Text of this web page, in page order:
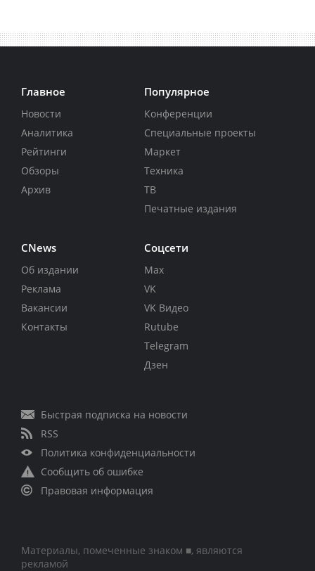
Главное
Новости
Аналитика
Рейтинги
Обзоры
Архив
Популярное
Конференции
Специальные проекты
Маркет
Техника
ТВ
Печатные издания
CNews
Об издании
Реклама
Вакансии
Контакты
Соцсети
Max
VK
VK Видео
Rutube
Telegram
Дзен
Быстрая подписка на новости
RSS
Политика конфиденциальности
Сообщить об ошибке
Правовая информация
Материалы, помеченные знаком ■, являются
рекламой